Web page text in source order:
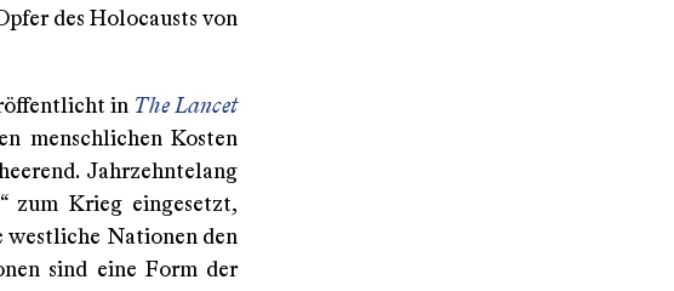
des Holocausts von
in The Lancet
menschlichen Kosten
Jahrzehntelang
zum Krieg eingesetzt,
westliche Nationen den
sind eine Form der